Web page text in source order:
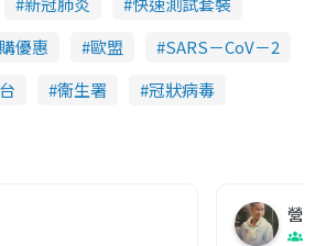
優惠 歐盟
SARS－CoV－2
衞生署 冠狀病毒
營養